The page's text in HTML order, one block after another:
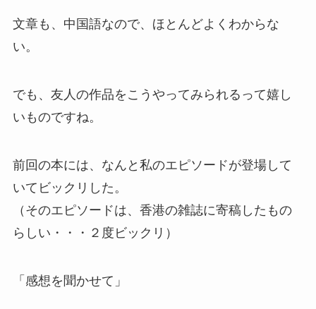
文章も、中国語なので、ほとんどよくわからな
い。
でも、友人の作品をこうやってみられるって嬉し
いものですね。
前回の本には、なんと私のエピソードが登場して
いてビックリした。
（そのエピソードは、香港の雑誌に寄稿したもの
らしい・・・２度ビックリ）
「感想を聞かせて」